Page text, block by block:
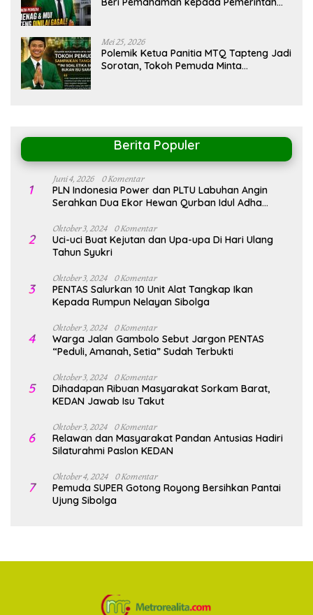
Mei 25, 2026
Polemik Ketua Panitia MTQ Tapteng Jadi
Sorotan, Tokoh Pemuda Minta
Berita Populer
1
Juni 4, 2026 0 Komentar
PLN Indonesia Power dan PLTU Labuhan Angin
Serahkan Dua Ekor Hewan Qurban Idul Adha
2
Oktober 3, 2024 0 Komentar
Uci-uci Buat Kejutan dan Upa-upa Di Hari Ulang
Tahun Syukri
3
Oktober 3, 2024 0 Komentar
PENTAS Salurkan 10 Unit Alat Tangkap Ikan
Kepada Rumpun Nelayan Sibolga
4
Oktober 3, 2024 0 Komentar
Warga Jalan Gambolo Sebut Jargon PENTAS
“Peduli, Amanah, Setia” Sudah Terbukti
5
Oktober 3, 2024 0 Komentar
Dihadapan Ribuan Masyarakat Sorkam Barat,
KEDAN Jawab Isu Takut
6
Oktober 3, 2024 0 Komentar
Relawan dan Masyarakat Pandan Antusias Hadiri
Silaturahmi Paslon KEDAN
7
Oktober 4, 2024 0 Komentar
Pemuda SUPER Gotong Royong Bersihkan Pantai
Ujung Sibolga